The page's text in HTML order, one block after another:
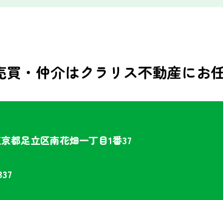
買・仲介はクラリス不動産にお
都足立区南花畑一丁目1番37